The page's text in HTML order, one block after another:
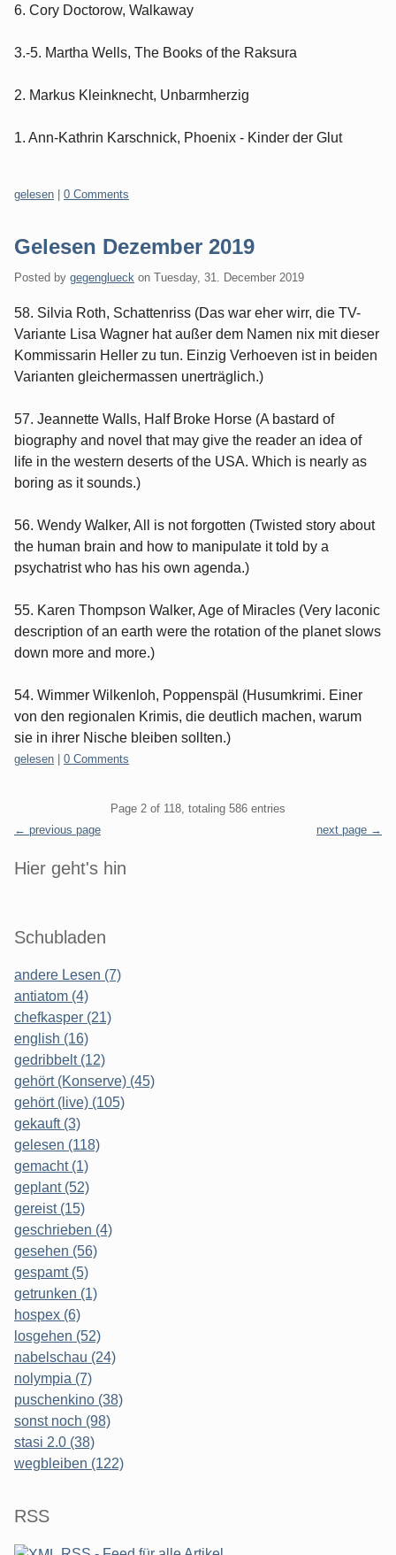
6. Cory Doctorow, Walkaway
3.-5. Martha Wells, The Books of the Raksura
2. Markus Kleinknecht, Unbarmherzig
1. Ann-Kathrin Karschnick, Phoenix - Kinder der Glut
Categories:
gelesen 0 Comments
Gelesen Dezember 2019
Posted by gegenglueck on Tuesday, 31. December 2019
58. Silvia Roth, Schattenriss (Das war eher wirr, die TV-
Variante Lisa Wagner hat außer dem Namen nix mit dieser
Kommissarin Heller zu tun. Einzig Verhoeven ist in beiden
Varianten gleichermassen unerträglich.)
57. Jeannette Walls, Half Broke Horse (A bastard of
biography and novel that may give the reader an idea of
life in the western deserts of the USA. Which is nearly as
boring as it sounds.)
56. Wendy Walker, All is not forgotten (Twisted story about
the human brain and how to manipulate it told by a
psychatrist who has his own agenda.)
55. Karen Thompson Walker, Age of Miracles (Very laconic
description of an earth were the rotation of the planet slows
down more and more.)
54. Wimmer Wilkenloh, Poppenspäl (Husumkrimi. Einer
von den regionalen Krimis, die deutlich machen, warum
sie in ihrer Nische bleiben sollten.)
Categories:
gelesen 0 Comments
Page 2 of 118, totaling 586 entries
← previous page
next page →
Sidebar
Hier geht's hin
Schubladen
andere Lesen (7)
antiatom (4)
chefkasper (21)
english (16)
gedribbelt (12)
gehört (Konserve) (45)
gehört (live) (105)
gekauft (3)
gelesen (118)
gemacht (1)
geplant (52)
gereist (15)
geschrieben (4)
gesehen (56)
gespamt (5)
getrunken (1)
hospex (6)
losgehen (52)
nabelschau (24)
nolympia (7)
puschenkino (38)
sonst noch (98)
stasi 2.0 (38)
wegbleiben (122)
RSS